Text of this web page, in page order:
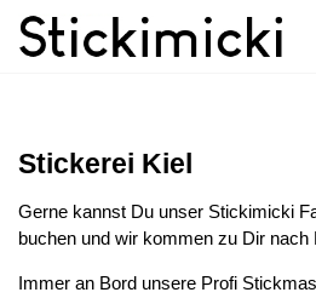
Stickerei Kiel
Gerne kannst Du unser Stickimicki
buchen und wir kommen zu Dir nach
Immer an Bord unsere Profi